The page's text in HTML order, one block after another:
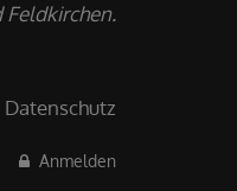
Feldkirchen.
Datenschutz
Anmelden